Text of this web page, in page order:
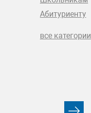
Абитуриенту
все категории